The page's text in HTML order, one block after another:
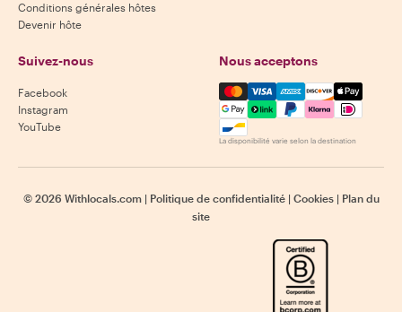
Conditions générales hôtes
Devenir hôte
Suivez-nous
Facebook
Instagram
YouTube
Nous acceptons
Mastercard, Visa, Amex,
La disponibilité varie selon la destination
© 2026 Withlocals.com | Politique de confidentialité | Cookies | Plan du
site